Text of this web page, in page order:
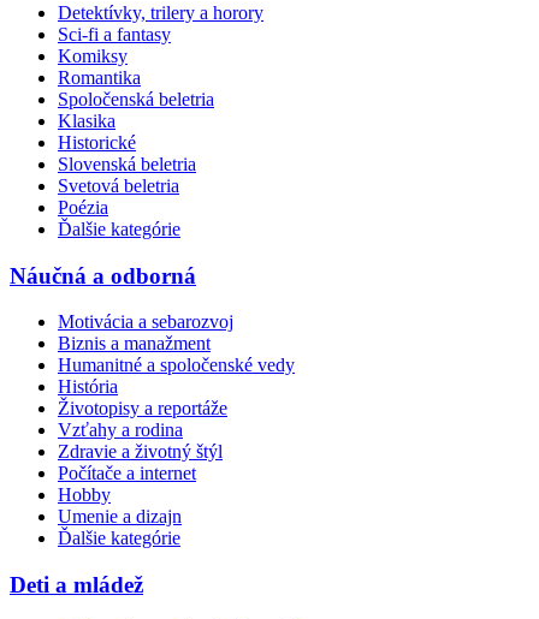
Detektívky, trilery a horory
Sci-fi a fantasy
Komiksy
Romantika
Spoločenská beletria
Klasika
Historické
Slovenská beletria
Svetová beletria
Poézia
Ďalšie kategórie
Náučná a odborná
Motivácia a sebarozvoj
Biznis a manažment
Humanitné a spoločenské vedy
História
Životopisy a reportáže
Vzťahy a rodina
Zdravie a životný štýl
Počítače a internet
Hobby
Umenie a dizajn
Ďalšie kategórie
Deti a mládež